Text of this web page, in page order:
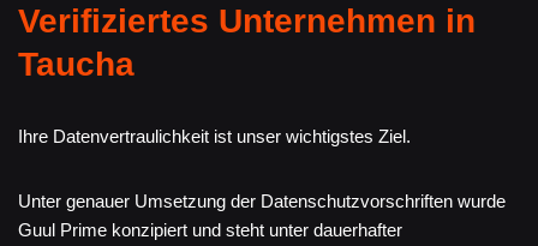
Verifiziertes Unternehmen in
Taucha
Ihre Datenvertraulichkeit ist unser wichtigstes Ziel.
Unter genauer Umsetzung der Datenschutzvorschriften wurde
Guul Prime konzipiert und steht unter dauerhafter